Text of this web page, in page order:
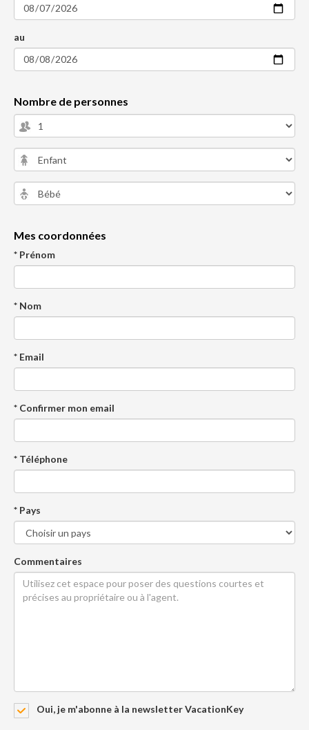
au
Nombre de personnes
Mes coordonnées
* Prénom
* Nom
* Email
* Confirmer mon email
* Téléphone
* Pays
Commentaires
Oui, je m'abonne à la newsletter VacationKey